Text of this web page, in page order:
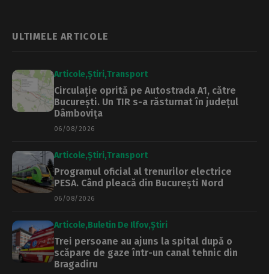
ULTIMELE ARTICOLE
Articole Știri Transport
Circulație oprită pe Autostrada A1, către
București. Un TIR s-a răsturnat în județul
Dâmbovița
06/08/2026
Articole Știri Transport
Programul oficial al trenurilor electrice
PESA. Când pleacă din București Nord
06/08/2026
Articole Buletin De Ilfov Știri
Trei persoane au ajuns la spital după o
scăpare de gaze într-un canal tehnic din
Bragadiru